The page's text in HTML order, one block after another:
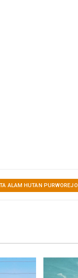
ALAM HUTAN PURWOREJO